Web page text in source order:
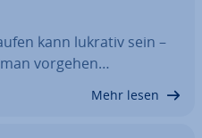
kann lukrativ sein –
vorgehen…
Mehr lesen